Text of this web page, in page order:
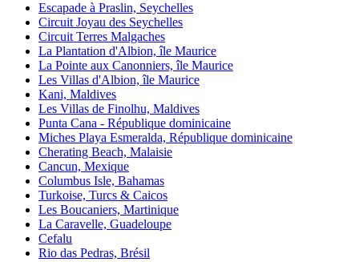
Escapade à Praslin, Seychelles
Circuit Joyau des Seychelles
Circuit Terres Malgaches
La Plantation d'Albion, île Maurice
La Pointe aux Canonniers, île Maurice
Les Villas d'Albion, île Maurice
Kani, Maldives
Les Villas de Finolhu, Maldives
Punta Cana - République dominicaine
Miches Playa Esmeralda, République dominicaine
Cherating Beach, Malaisie
Cancun, Mexique
Columbus Isle, Bahamas
Turkoise, Turcs & Caicos
Les Boucaniers, Martinique
La Caravelle, Guadeloupe
Cefalu
Rio das Pedras, Brésil